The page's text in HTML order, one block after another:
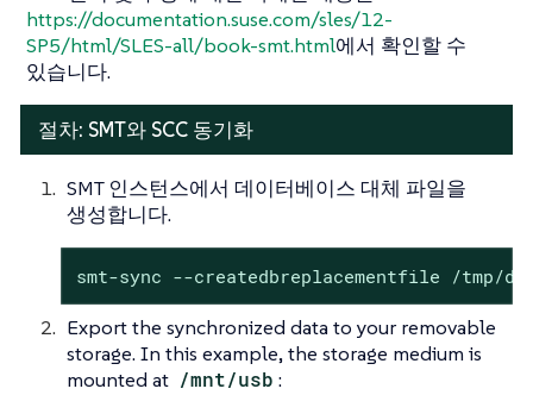
https://documentation.suse.com/sles/12-
SP5/html/SLES-all/book-smt.html에서 확인할 수
있습니다.
절차: SMT와 SCC 동기화
SMT 인스턴스에서 데이터베이스 대체 파일을
생성합니다.
smt-sync --createdbreplacementfile /tmp/
Export the synchronized data to your removable
storage. In this example, the storage medium is
mounted at /mnt/usb :